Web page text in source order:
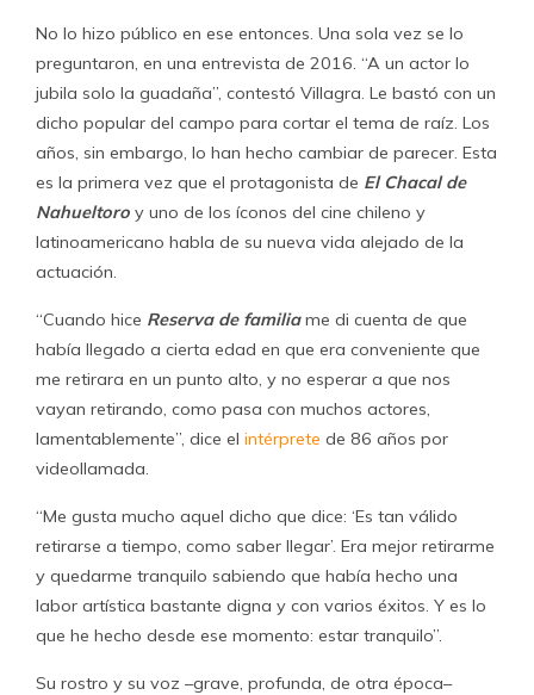
No lo hizo público en ese entonces. Una sola vez se lo
preguntaron, en una entrevista de 2016. “A un actor lo
jubila solo la guadaña”, contestó Villagra. Le bastó con un
dicho popular del campo para cortar el tema de raíz. Los
años, sin embargo, lo han hecho cambiar de parecer. Esta
es la primera vez que el protagonista de El Chacal de
Nahueltoro y uno de los íconos del cine chileno y
latinoamericano habla de su nueva vida alejado de la
actuación.
“Cuando hice Reserva de familiame di cuenta de que
había llegado a cierta edad en que era conveniente que
me retirara en un punto alto, y no esperar a que nos
vayan retirando, como pasa con muchos actores,
lamentablemente”, dice el intérprete de 86 años por
videollamada.
“Me gusta mucho aquel dicho que dice: ‘Es tan válido
retirarse a tiempo, como saber llegar’. Era mejor retirarme
y quedarme tranquilo sabiendo que había hecho una
labor artística bastante digna y con varios éxitos. Y es lo
que he hecho desde ese momento: estar tranquilo”.
Su rostro y su voz –grave, profunda, de otra época–